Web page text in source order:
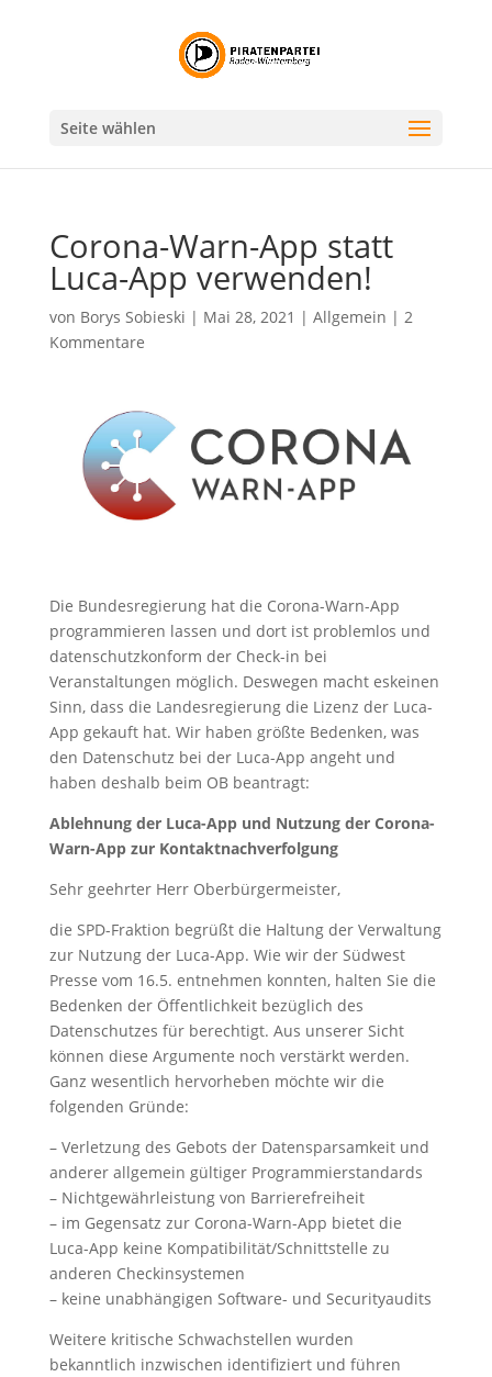
Seite wählen
Corona-Warn-App statt
Luca-App verwenden!
von Borys Sobieski | Mai 28, 2021 | Allgemein | 2
Kommentare
Die Bundesregierung hat die Corona-Warn-App
programmieren lassen und dort ist problemlos und
datenschutzkonform der Check-in bei
Veranstaltungen möglich. Deswegen macht eskeinen
Sinn, dass die Landesregierung die Lizenz der Luca-
App gekauft hat. Wir haben größte Bedenken, was
den Datenschutz bei der Luca-App angeht und
haben deshalb beim OB beantragt:
Ablehnung der Luca-App und Nutzung der Corona-
Warn-App zur Kontaktnachverfolgung
Sehr geehrter Herr Oberbürgermeister,
die SPD-Fraktion begrüßt die Haltung der Verwaltung
zur Nutzung der Luca-App. Wie wir der Südwest
Presse vom 16.5. entnehmen konnten, halten Sie die
Bedenken der Öffentlichkeit bezüglich des
Datenschutzes für berechtigt. Aus unserer Sicht
können diese Argumente noch verstärkt werden.
Ganz wesentlich hervorheben möchte wir die
folgenden Gründe:
– Verletzung des Gebots der Datensparsamkeit und
anderer allgemein gültiger Programmierstandards
– Nichtgewährleistung von Barrierefreiheit
– im Gegensatz zur Corona-Warn-App bietet die
Luca-App keine Kompatibilität/Schnittstelle zu
anderen Checkinsystemen
– keine unabhängigen Software- und Securityaudits
Weitere kritische Schwachstellen wurden
bekanntlich inzwischen identifiziert und führen